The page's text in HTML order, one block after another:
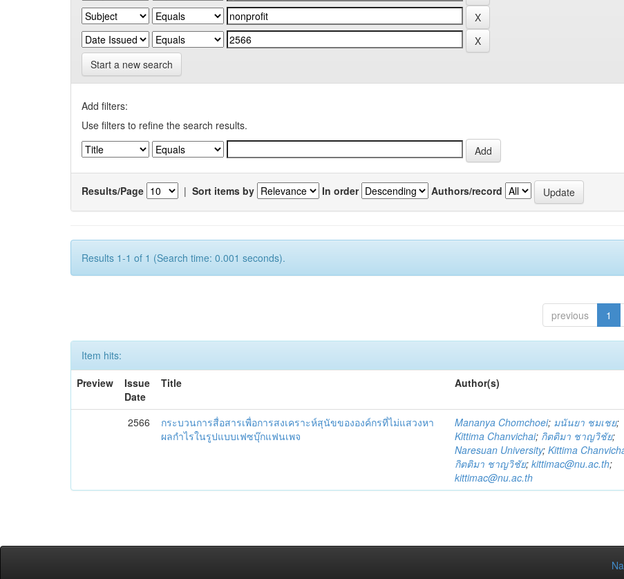
Start a new search
Add filters:
Use filters to refine the search results.
Results/Page | Sort items by In order Authors/record
Results 1-1 of 1 (Search time: 0.001 seconds).
previous 1
Item hits:
Preview
Issue
Date
Title Author(s)
2566
กระบวนการสื่อสารเพื่อการสงเคราะห์สุนัขขององค์กรที่ไม่แสวงหา
ผลกำไรในรูปแบบเฟซบุ๊กแฟนเพจ
Mananya Chomchoei; มนันยา ชมเชย;
Kittima Chanvichai; กิตติมา ชาญวิชัย;
Naresuan University;Kittima
กิตติมา ชาญวิชัย;kittimac@nu.ac.th;
kittimac@nu.ac.th